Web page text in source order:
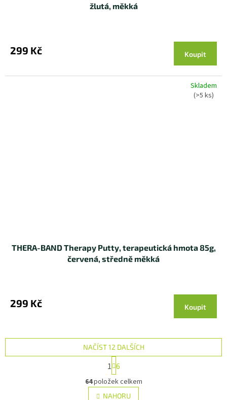
žlutá, měkká
299 Kč Koupit
Skladem
(>5 ks)
THERA-BAND Therapy Putty, terapeutická hmota 85g,
červená, středně měkká
299 Kč Koupit
O
v
l
NAČÍST 12 DALŠÍCH
S
t
r
á
n
1 6
64položek celkem
NAHORU